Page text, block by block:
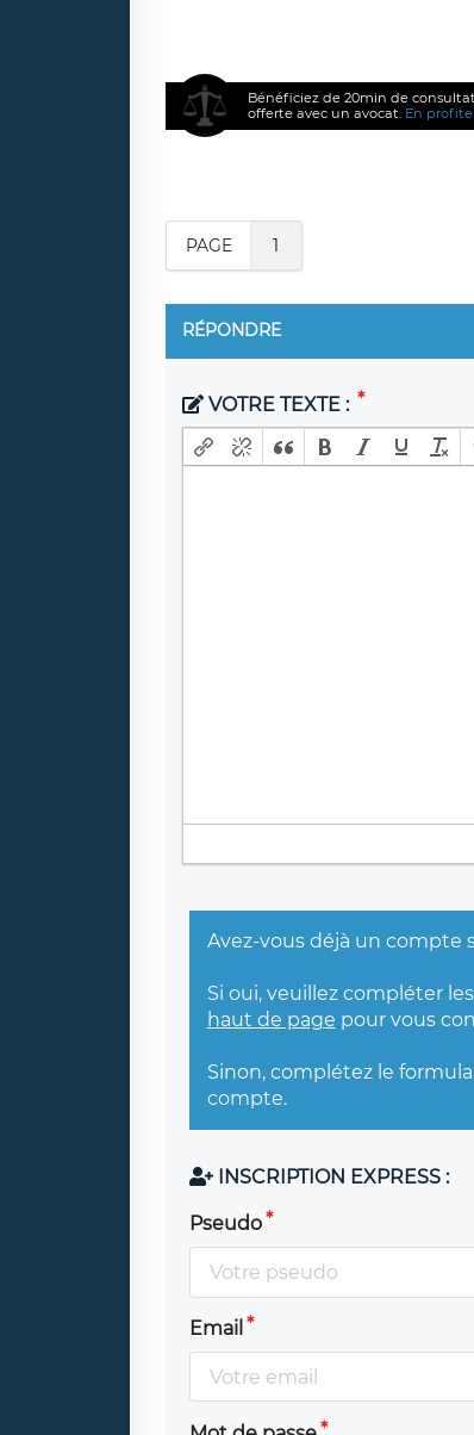
Bénéficiez de 20min de
offerte avec un avocat. En
PAGE 1
RÉPONDRE
VOTRE TEXTE :
Avez-vous déjà un compte
Si oui, veuillez compléter
haut de page pour vous
Sinon, complétez le
compte.
INSCRIPTION EXPRESS :
Pseudo
Email